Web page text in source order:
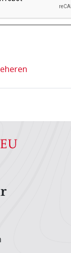
te controleren